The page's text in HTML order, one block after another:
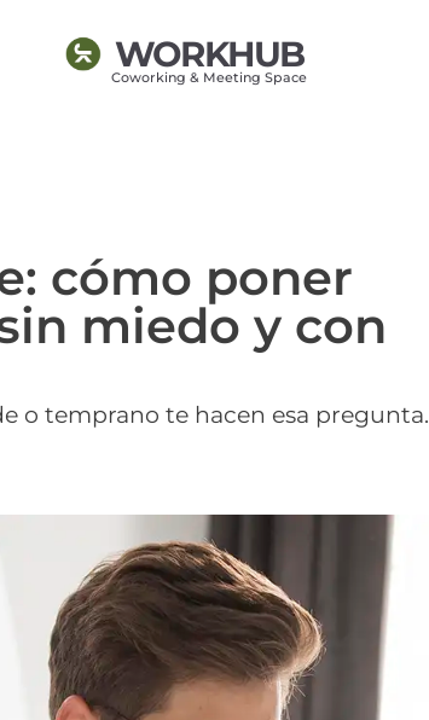
WORKHUB
Coworking & Meeting Space
cómo poner
miedo y con
o temprano te hacen esa pregunta.